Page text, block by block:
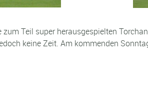
zum Teil super herausgespielten
keine Zeit. Am kommenden